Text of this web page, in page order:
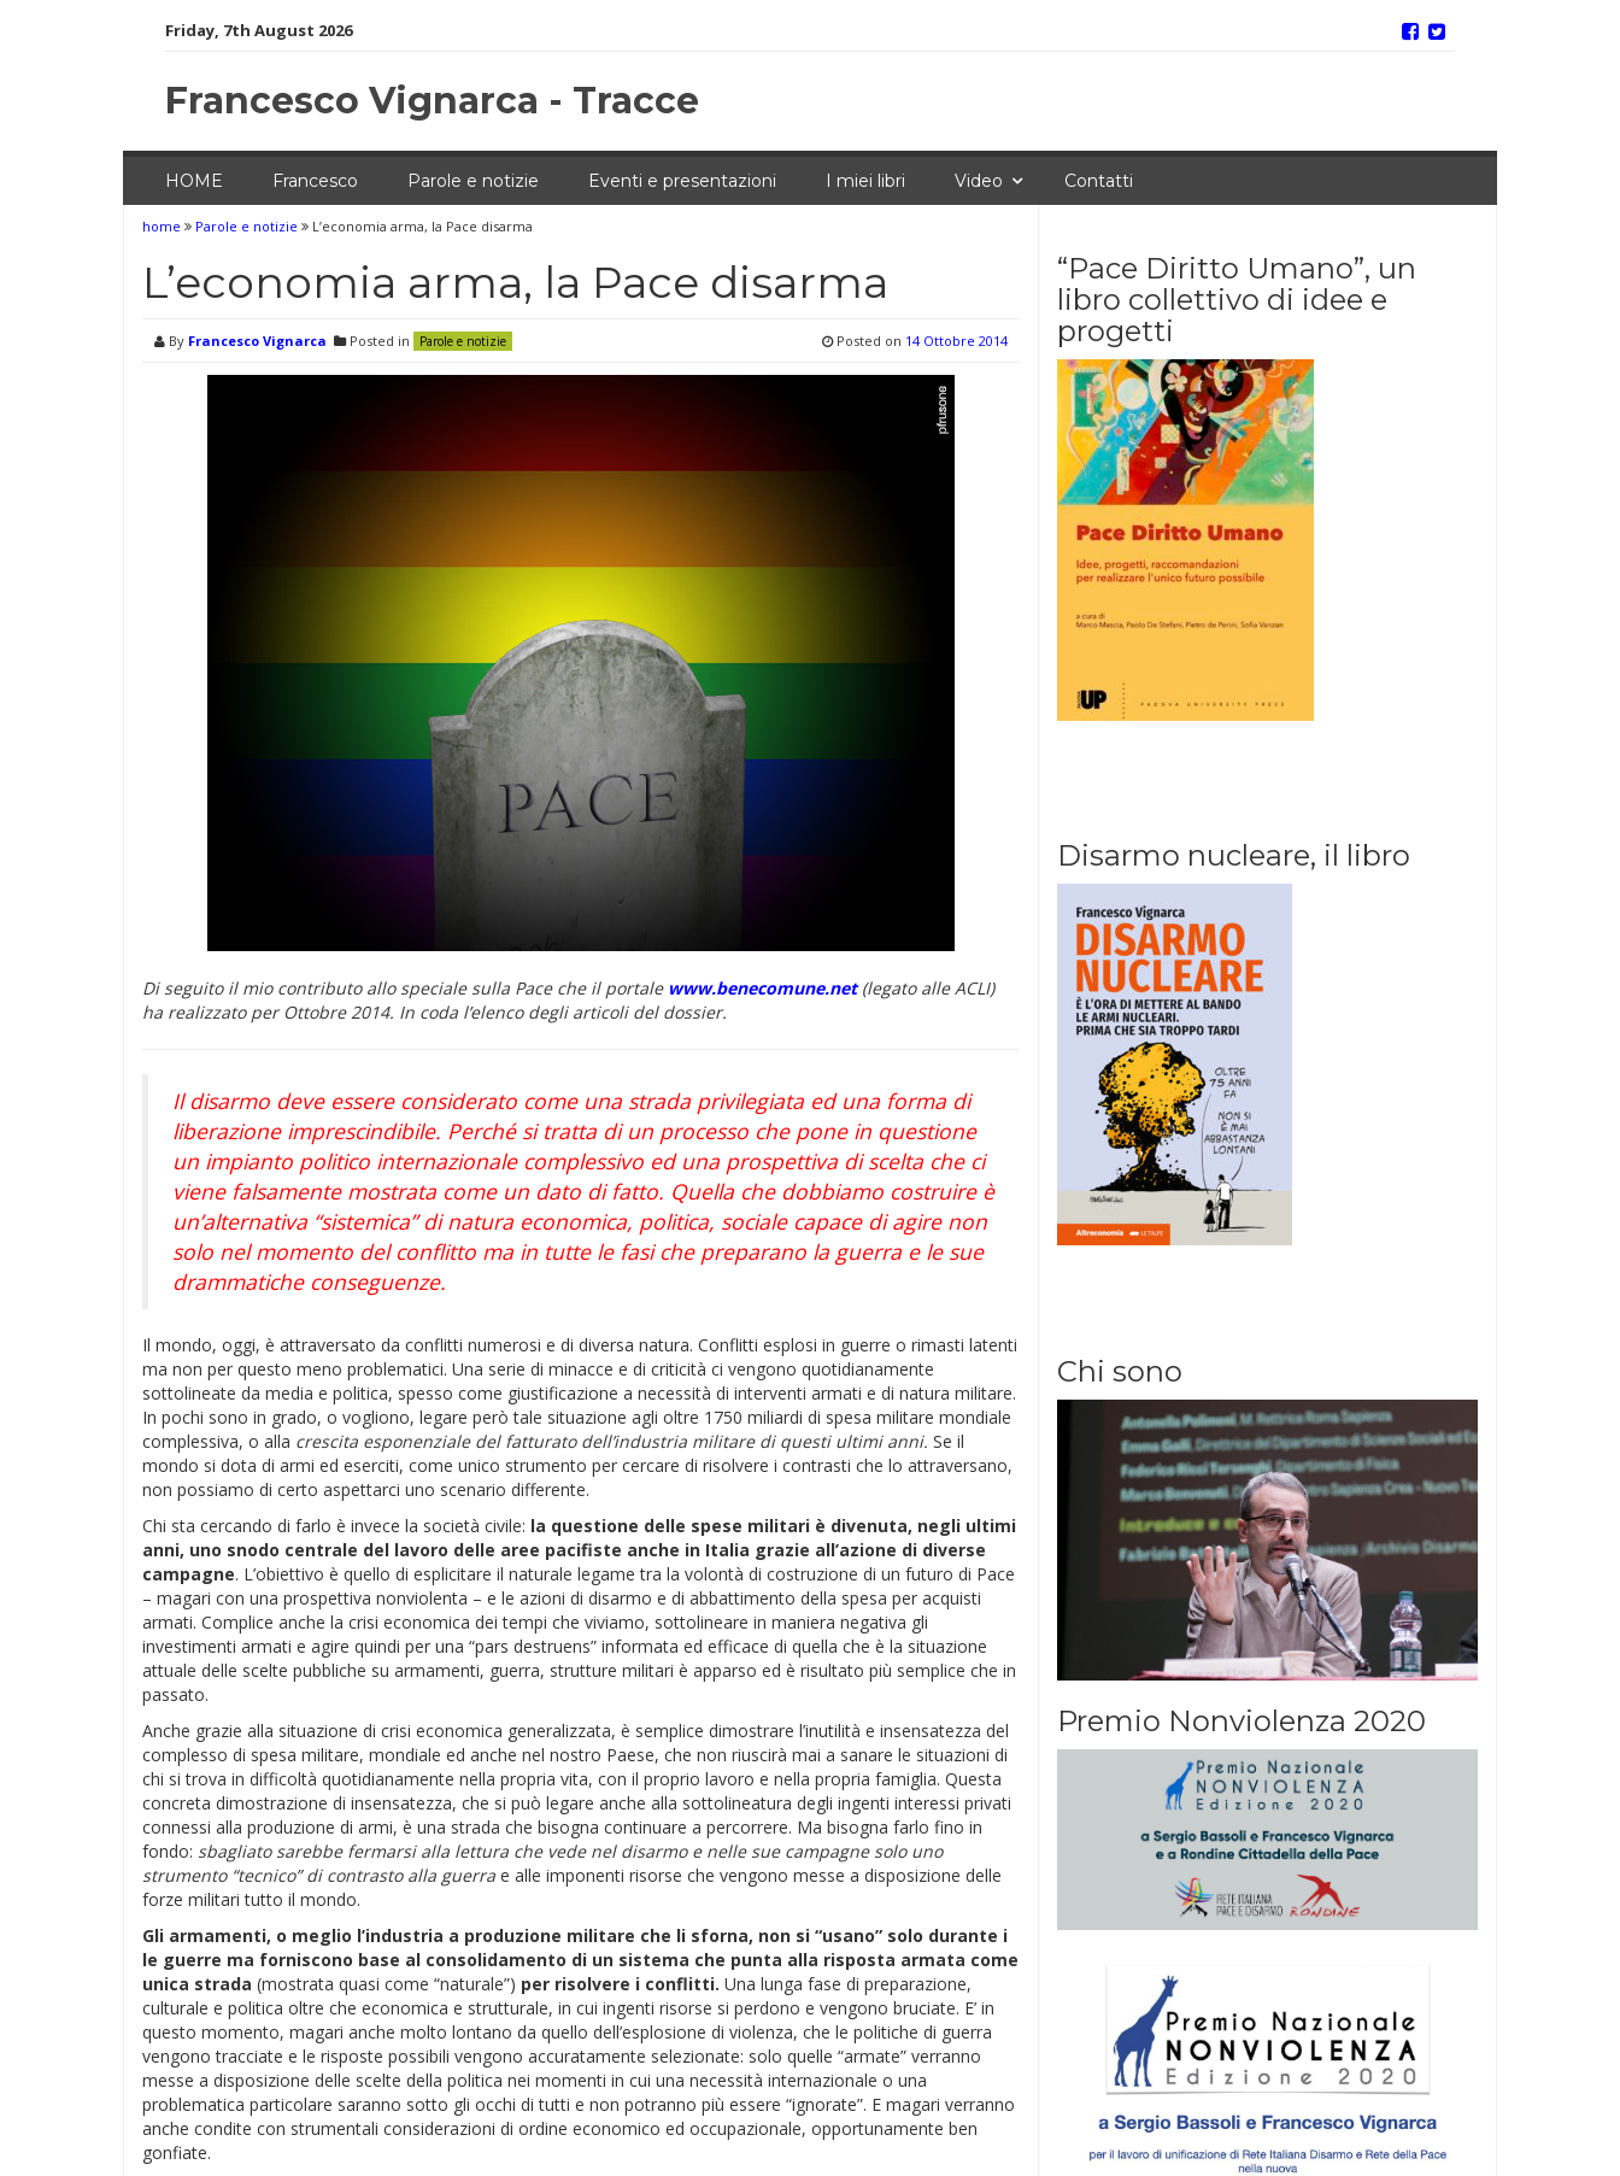
Friday, 7th August 2026
Francesco Vignarca - Tracce
HOME Francesco Parole e notizie Eventi e presentazioni I miei libri Video Contatti
home Parole e notizie L’economia arma, la Pace disarma
L’economia arma, la Pace disarma
By Francesco Vignarca Posted in Parole e notizie Posted on 14 Ottobre 2014
Di seguito il mio contributo allo speciale sulla Pace che il portale www.benecomune.net(legato alle ACLI)
ha realizzato per Ottobre 2014. In coda l’elenco degli articoli del dossier.
Il disarmo deve essere considerato come una strada privilegiata ed una forma di
liberazione imprescindibile. Perché si tratta di un processo che pone in questione
un impianto politico internazionale complessivo ed una prospettiva di scelta che ci
viene falsamente mostrata come un dato di fatto. Quella che dobbiamo costruire è
un’alternativa “sistemica” di natura economica, politica, sociale capace di agire non
solo nel momento del conflitto ma in tutte le fasi che preparano la guerra e le sue
drammatiche conseguenze.
Il mondo, oggi, è attraversato da conflitti numerosi e di diversa natura. Conflitti esplosi in guerre o rimasti latenti
ma non per questo meno problematici. Una serie di minacce e di criticità ci vengono quotidianamente
sottolineate da media e politica, spesso come giustificazione a necessità di interventi armati e di natura militare.
In pochi sono in grado, o vogliono, legare però tale situazione agli oltre 1750 miliardi di spesa militare mondiale
complessiva, o alla crescita esponenziale del fatturato dell’industria militare di questi ultimi anni. Se il
mondo si dota di armi ed eserciti, come unico strumento per cercare di risolvere i contrasti che lo attraversano,
non possiamo di certo aspettarci uno scenario differente.
Chi sta cercando di farlo è invece la società civile: la questione delle spese militari è divenuta, negli ultimi
anni, uno snodo centrale del lavoro delle aree pacifiste anche in Italia grazie all’azione di diverse
campagne. L’obiettivo è quello di esplicitare il naturale legame tra la volontà di costruzione di un futuro di Pace
– magari con una prospettiva nonviolenta – e le azioni di disarmo e di abbattimento della spesa per acquisti
armati. Complice anche la crisi economica dei tempi che viviamo, sottolineare in maniera negativa gli
investimenti armati e agire quindi per una “pars destruens” informata ed efficace di quella che è la situazione
attuale delle scelte pubbliche su armamenti, guerra, strutture militari è apparso ed è risultato più semplice che in
passato.
Anche grazie alla situazione di crisi economica generalizzata, è semplice dimostrare l’inutilità e insensatezza del
complesso di spesa militare, mondiale ed anche nel nostro Paese, che non riuscirà mai a sanare le situazioni di
chi si trova in difficoltà quotidianamente nella propria vita, con il proprio lavoro e nella propria famiglia. Questa
concreta dimostrazione di insensatezza, che si può legare anche alla sottolineatura degli ingenti interessi privati
connessi alla produzione di armi, è una strada che bisogna continuare a percorrere. Ma bisogna farlo fino in
fondo: sbagliato sarebbe fermarsi alla lettura che vede nel disarmo e nelle sue campagne solo uno
strumento “tecnico” di contrasto alla guerra e alle imponenti risorse che vengono messe a disposizione delle
forze militari tutto il mondo.
Gli armamenti, o meglio l’industria a produzione militare che li sforna, non si “usano” solo durante i
le guerre ma forniscono base al consolidamento di un sistema che punta alla risposta armata come
unica strada (mostrata quasi come “naturale”) per risolvere i conflitti. Una lunga fase di preparazione,
culturale e politica oltre che economica e strutturale, in cui ingenti risorse si perdono e vengono bruciate. E’ in
questo momento, magari anche molto lontano da quello dell’esplosione di violenza, che le politiche di guerra
vengono tracciate e le risposte possibili vengono accuratamente selezionate: solo quelle “armate” verranno
messe a disposizione delle scelte della politica nei momenti in cui una necessità internazionale o una
problematica particolare saranno sotto gli occhi di tutti e non potranno più essere “ignorate”. E magari verranno
anche condite con strumentali considerazioni di ordine economico ed occupazionale, opportunamente ben
gonfiate.
“Pace Diritto Umano”, un
libro collettivo di idee e
progetti
Disarmo nucleare, il libro
Chi sono
Premio Nonviolenza 2020